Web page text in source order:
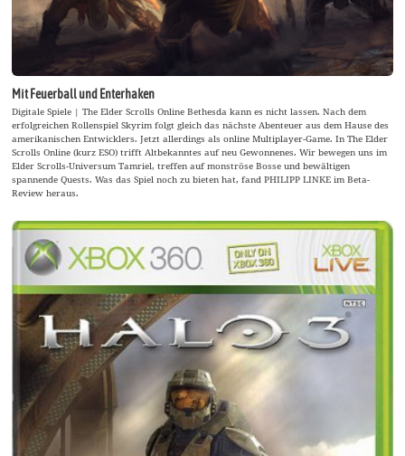
Mit Feuerball und Enterhaken
Digitale Spiele | The Elder Scrolls Online Bethesda kann es nicht lassen. Nach dem
erfolgreichen Rollenspiel Skyrim folgt gleich das nächste Abenteuer aus dem Hause des
amerikanischen Entwicklers. Jetzt allerdings als online Multiplayer-Game. In The Elder
Scrolls Online (kurz ESO) trifft Altbekanntes auf neu Gewonnenes. Wir bewegen uns im
Elder Scrolls-Universum Tamriel, treffen auf monströse Bosse und bewältigen
spannende Quests. Was das Spiel noch zu bieten hat, fand PHILIPP LINKE im Beta-
Review heraus.